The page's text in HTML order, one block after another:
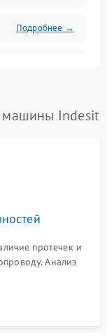
Подробнее →
Подробнее →
машины Indesit
протечек и
Анализ
вращения
защиты